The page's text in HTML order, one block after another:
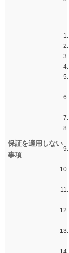
保証を適用しない
事項